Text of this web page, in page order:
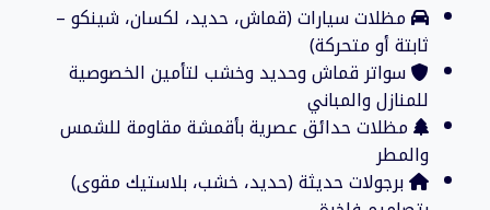
مظلات سيارات (قماش، حديد، لكسان، شينكو –
ثابتة أو متحركة)
سواتر قماش وحديد وخشب لتأمين الخصوصية
للمنازل والمباني
مظلات حدائق عصرية بأقمشة مقاومة للشمس
والمطر
برجولات حديثة (حديد، خشب، بلاستيك مقوى)